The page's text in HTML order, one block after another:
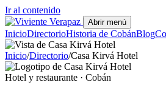
Ir al contenido
Abrir menú
InicioDirectorioHistoria de CobánBlog
Inicio/Directorio/Casa Kirvá Hotel
Hotel y restaurante · Cobán